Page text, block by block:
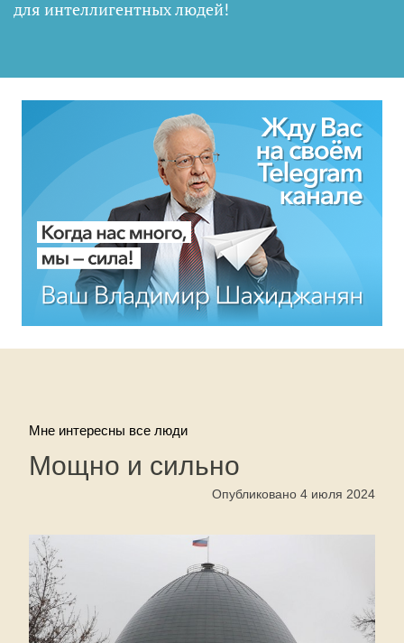
для интеллигентных людей!
Мне интересны все люди
Мощно и сильно
Опубликовано 4 июля 2024